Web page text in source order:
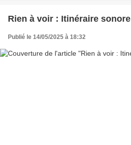
Rien à voir : Itinéraire sonore
Publié le 14/05/2025 à 18:32